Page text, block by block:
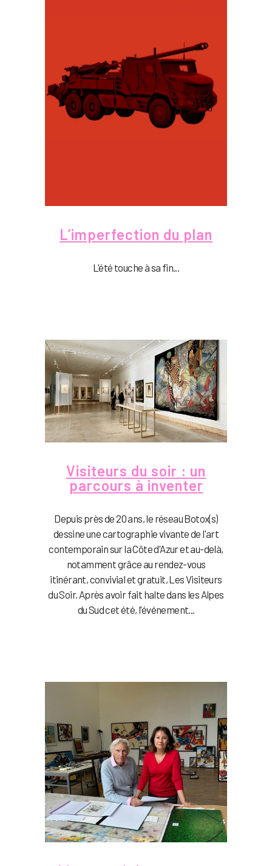
L’imperfection du plan
L'été touche à sa fin...
Visiteurs du soir : un
parcours à inventer
Depuis près de 20 ans, le réseau Botox(s)
dessine une cartographie vivante de l'art
contemporain sur la Côte d'Azur et au-delà,
notamment grâce au rendez-vous
itinérant, convivial et gratuit, Les Visiteurs
du Soir. Après avoir fait halte dans les Alpes
du Sud cet été, l'événement...